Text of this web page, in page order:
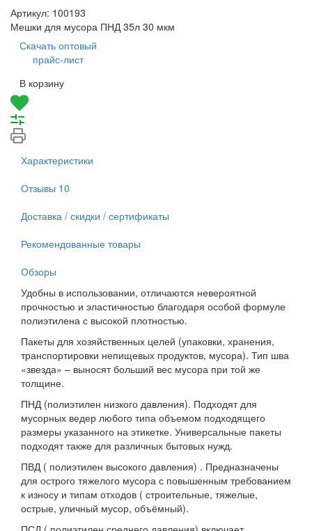
Артикул: 100193
Мешки для мусора ПНД 35л 30 мкм
Скачать оптовый
прайс-лист
В корзину
Характеристики
Отзывы 10
Доставка / скидки / сертификаты
Рекомендованные товары
Обзоры
Удобны в использовании, отличаются невероятной
прочностью и эластичностью благодаря особой формуле
полиэтилена с высокой плотностью.
Пакеты для хозяйственных целей (упаковки, хранения,
транспортировки непищевых продуктов, мусора). Тип шва
«звезда» – выносят больший вес мусора при той же
толщине.
ПНД (полиэтилен низкого давления). Подходят для
мусорных ведер любого типа объемом подходящего
размеры указанного на этикетке. Универсальные пакеты
подходят также для различных бытовых нужд.
ПВД ( полиэтилен высокого давления) . Предназначены
для острого тяжелого мусора с повышенным требованием
к износу и типам отходов ( строительные, тяжелые,
острые, уличный мусор, объёмный).